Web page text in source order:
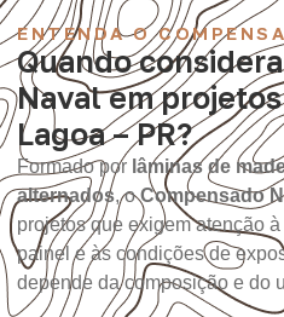
ENTENDA O
Quando
Naval em
Lagoa – PR?
Formado por lâminas de
alternados, oCompensado
projetos que exigem atenção
painel e às condições de
depende da composição e do